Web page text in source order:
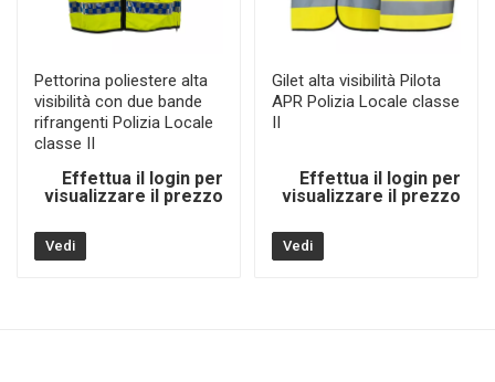
Pettorina poliestere alta
visibilità con due bande
rifrangenti Polizia Locale
classe II
Effettua il login per
visualizzare il prezzo
Vedi
Gilet alta visibilità Pilota
APR Polizia Locale classe
II
Effettua il login per
visualizzare il prezzo
Vedi